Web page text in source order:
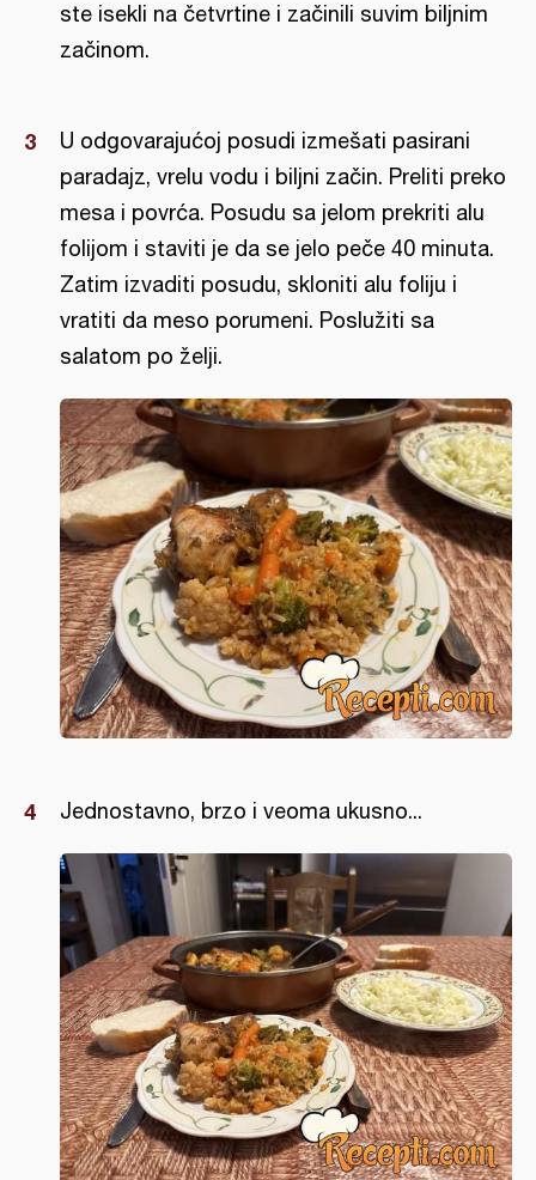
ste isekli na četvrtine i začinili suvim biljnim
začinom.
U odgovarajućoj posudi izmešati pasirani
paradajz, vrelu vodu i biljni začin. Preliti preko
mesa i povrća. Posudu sa jelom prekriti alu
folijom i staviti je da se jelo peče 40 minuta.
Zatim izvaditi posudu, skloniti alu foliju i
vratiti da meso porumeni. Poslužiti sa
salatom po želji.
Jednostavno, brzo i veoma ukusno...